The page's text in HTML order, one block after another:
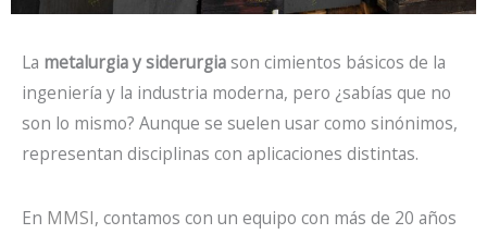
La metalurgia y siderurgiason cimientos básicos de la
ingeniería y la industria moderna, pero ¿sabías que no
son lo mismo? Aunque se suelen usar como sinónimos,
representan disciplinas con aplicaciones distintas.
En MMSI, contamos con un equipo con más de 20 años